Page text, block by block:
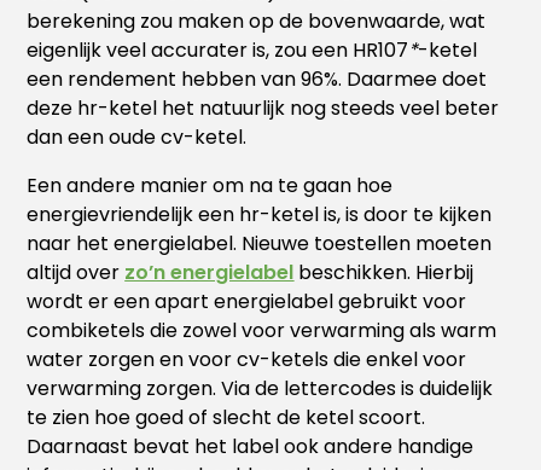
berekening zou maken op de bovenwaarde, wat
eigenlijk veel accurater is, zou een HR107*-ketel
een rendement hebben van 96%. Daarmee doet
deze hr-ketel het natuurlijk nog steeds veel beter
dan een oude cv-ketel.
Een andere manier om na te gaan hoe
energievriendelijk een hr-ketel is, is door te kijken
naar het energielabel. Nieuwe toestellen moeten
altijd over zo’n energielabel beschikken. Hierbij
wordt er een apart energielabel gebruikt voor
combiketels die zowel voor verwarming als warm
water zorgen en voor cv-ketels die enkel voor
verwarming zorgen. Via de lettercodes is duidelijk
te zien hoe goed of slecht de ketel scoort.
Daarnaast bevat het label ook andere handige